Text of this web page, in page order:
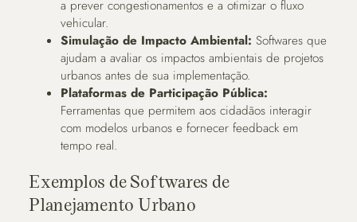
a prever congestionamentos e a otimizar o fluxo
vehicular.
Simulação de Impacto Ambiental: Softwares que
ajudam a avaliar os impactos ambientais de projetos
urbanos antes de sua implementação.
Plataformas de Participação Pública:
Ferramentas que permitem aos cidadãos interagir
com modelos urbanos e fornecer feedback em
tempo real.
Exemplos de Softwares de
Planejamento Urbano